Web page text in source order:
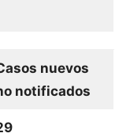
nuevos
notificados